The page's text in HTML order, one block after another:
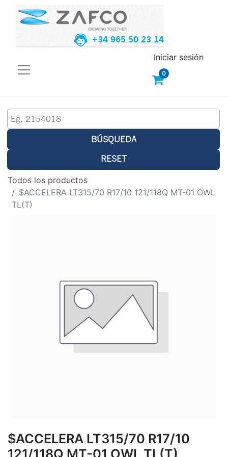
+34 965 50 23 14
0
Iniciar sesión
BÚSQUEDA
RESET
Todos los productos
$ACCELERA LT315/70 R17/10 121/118Q MT-01 OWL
TL(T)
$ACCELERA LT315/70 R17/10
121/118Q MT-01 OWL TL(T)